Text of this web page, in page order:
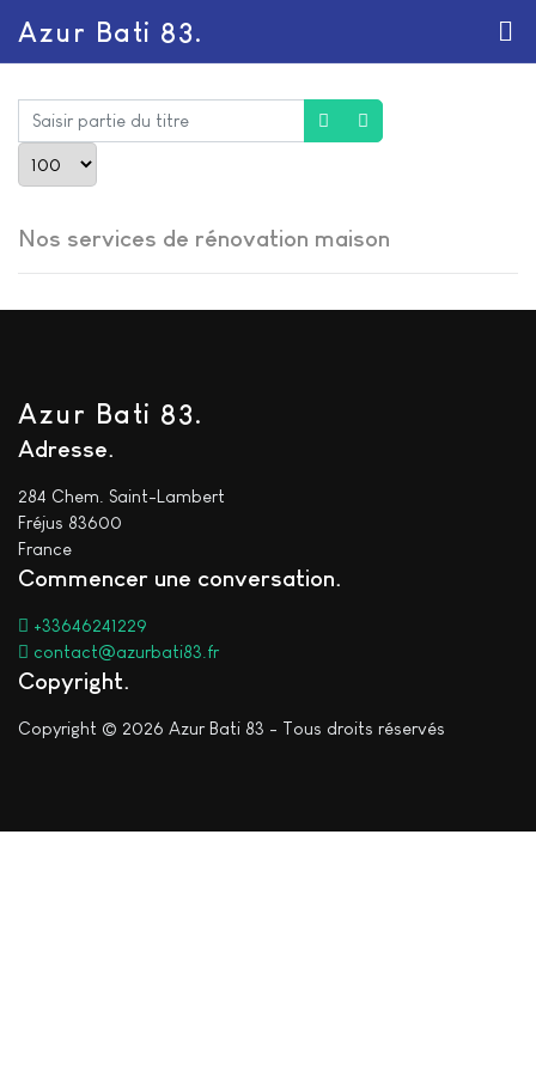
Azur Bati 83.
Saisir partie du titre
Nos services de rénovation maison
Azur Bati 83.
Adresse
284 Chem. Saint-Lambert
Fréjus 83600
France
Commencer une conversation
+33646241229
contact@azurbati83.fr
Copyright
Copyright © 2026 Azur Bati 83 - Tous droits réservés